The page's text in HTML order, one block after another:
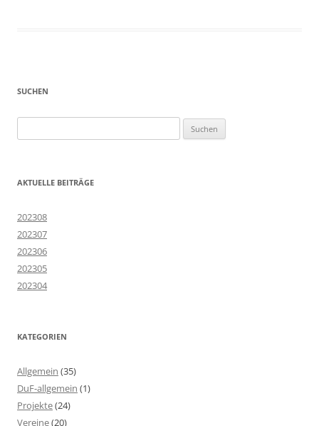
SUCHEN
nach:
AKTUELLE BEITRÄGE
202308
202307
202306
202305
202304
KATEGORIEN
Allgemein (35)
DuF-allgemein (1)
Projekte(24)
Vereine(20)